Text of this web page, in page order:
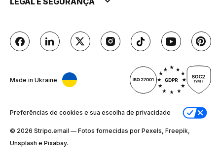
Made in Ukraine
Preferências de cookies e sua escolha de privacidade
© 2026 Stripо.email — Fotos fornecidas por Pexels, Freepik,
Unsplash e Pixabay.